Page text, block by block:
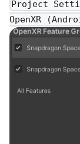
Project
OpenXR